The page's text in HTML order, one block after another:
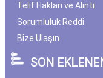
Telif Hakları ve Alıntı
Sorumluluk Reddi
Bize Ulaşın
SON